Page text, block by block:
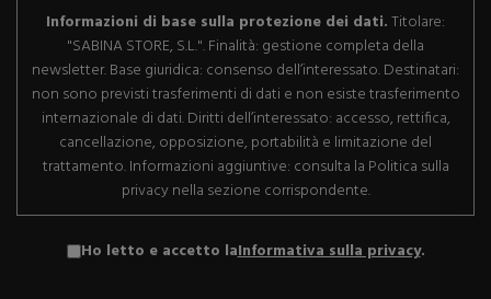
Informazioni di base sulla protezione dei dati.Titolare:
"SABINA STORE, S.L.". Finalità: gestione completa della
newsletter. Base giuridica: consenso dell’interessato. Destinatari:
non sono previsti trasferimenti di dati e non esiste trasferimento
internazionale di dati. Diritti dell’interessato: accesso, rettifica,
cancellazione, opposizione, portabilità e limitazione del
trattamento. Informazioni aggiuntive: consulta la Politica sulla
privacy nella sezione corrispondente.
Ho letto e accetto laInformativa sulla privacy.